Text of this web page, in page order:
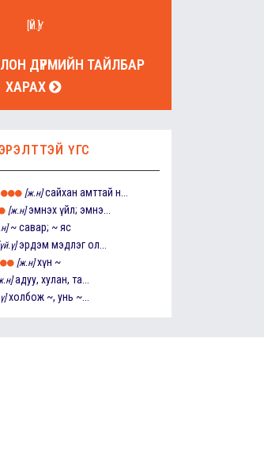
[ҮЙ.Ү]
ДҮРМИЙН ТАЙЛБАР
ХАРАХ
ҮГС
[ж.н] сайхан амттай н...
[ж.н] эмнэх үйл; эмнэ...
~ савар; ~ яс
эрдэм мэдлэг ол...
[ж.н] хүн ~
адуу, хулан, та...
холбож ~, унь ~...